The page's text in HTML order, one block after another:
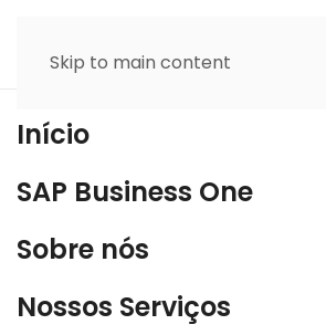
Skip to main content
Início
SAP Business One
Sobre nós
Nossos Serviços